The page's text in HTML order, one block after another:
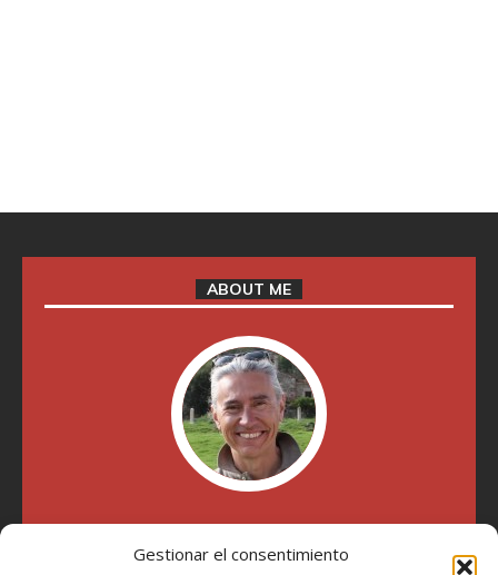
Gestionar el consentimiento
ABOUT ME
año 2007 he escrito sobre motos en distintos medios.